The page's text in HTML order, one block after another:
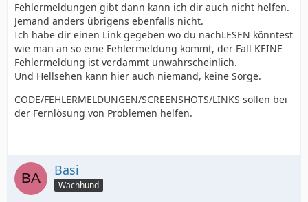
Fehlermeldungen gibt dann kann ich dir auch nicht helfen.
Jemand anders übrigens ebenfalls nicht.
Ich habe dir einen Link gegeben wo du nachLESEN könntest
wie man an so eine Fehlermeldung kommt, der Fall KEINE
Fehlermeldung ist verdammt unwahrscheinlich.
Und Hellsehen kann hier auch niemand, keine Sorge.
CODE/FEHLERMELDUNGEN/SCREENSHOTS/LINKS sollen bei
der Fernlösung von Problemen helfen.
Basi
Wachhund